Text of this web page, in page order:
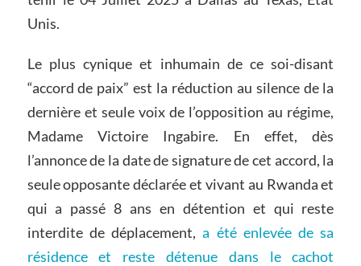
Unis.
Le plus cynique et inhumain de ce soi-disant
“accord de paix” est la réduction au silence de la
dernière et seule voix de l’opposition au régime,
Madame Victoire Ingabire. En effet, dès
l’annonce de la date de signature de cet accord, la
seule opposante déclarée et vivant au Rwanda et
qui a passé 8 ans en détention et qui reste
interdite de déplacement,a été enlevée de sa
résidence et reste détenue dans le cachot